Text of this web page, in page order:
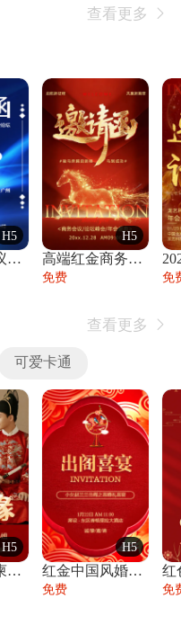
查看更多 
H5
高端商务会议招商加盟展会峰会论坛邀请函
H5
高端红金商务会议年会年终盛典答谢邀请函
免费 免
查看更多 
可爱卡通
H5
轻奢婚礼请柬婚礼邀请函结婚照请帖
H5
红金中国风婚礼请柬出阁喜宴嫁女请帖出阁宴
免费 免